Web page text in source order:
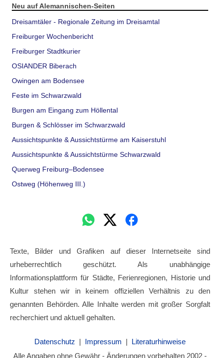
Neu auf Alemannischen-Seiten
Dreisamtäler - Regionale Zeitung im Dreisamtal
Freiburger Wochenbericht
Freiburger Stadtkurier
OSIANDER Biberach
Owingen am Bodensee
Feste im Schwarzwald
Burgen am Eingang zum Höllental
Burgen & Schlösser im Schwarzwald
Aussichtspunkte & Aussichtstürme am Kaiserstuhl
Aussichtspunkte & Aussichtstürme Schwarzwald
Querweg Freiburg–Bodensee
Ostweg (Höhenweg III.)
Texte, Bilder und Grafiken auf dieser Internetseite sind
urheberrechtlich geschützt. Als unabhängige
Informationsplattform für Städte, Ferienregionen, Historie und
Kultur stehen wir in keinem offiziellen Verhältnis zu den
genannten Behörden. Alle Inhalte werden mit großer Sorgfalt
recherchiert und aktuell gehalten.
Datenschutz | Impressum | Literaturhinweise
Alle Angaben ohne Gewähr - Änderungen vorbehalten 2002 -